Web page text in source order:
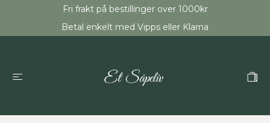
Fri frakt på bestillinger over 1000kr
Betal enkelt med Vipps eller Klarna